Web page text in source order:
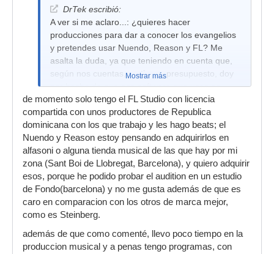
DrTek escribió:
A ver si me aclaro...: ¿quieres hacer
producciones para dar a conocer los evangelios
y pretendes usar Nuendo, Reason y FL? Me
asalta la duda, ya que teniendo en cuenta que,
según nos cuentas, no tienes presupuesto, doy
por hecho de que ese software que usas es
totalmente pirata e ilegal, con lo que a efectos
prácticos es robado. ¿no te parece que hay un
gran agujero moral en tu planteamiento? ¿Que
tal si empezamos por seguir eso del "no robarás"
y después ya sigues con el resto de las
escrituras?
Mostrar más
de momento solo tengo el FL Studio con licencia
compartida con unos productores de Republica
dominicana con los que trabajo y les hago beats; el
Nuendo y Reason estoy pensando en adquirirlos en
alfasoni o alguna tienda musical de las que hay por mi
zona (Sant Boi de Llobregat, Barcelona), y quiero adquirir
esos, porque he podido probar el audition en un estudio
de Fondo(barcelona) y no me gusta además de que es
caro en comparacion con los otros de marca mejor,
como es Steinberg.
además de que como comenté, llevo poco tiempo en la
produccion musical y a penas tengo programas, con